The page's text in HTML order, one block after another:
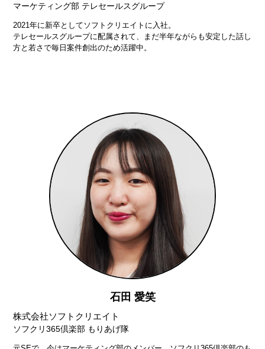
マーケティング部 テレセールスグループ
2021年に新卒としてソフトクリエイトに入社。
テレセールスグループに配属されて、まだ半年ながらも安定した話し
方と若さで毎日案件創出のため活躍中。
石田 愛笑
株式会社ソフトクリエイト
ソフクリ365倶楽部 もりあげ隊